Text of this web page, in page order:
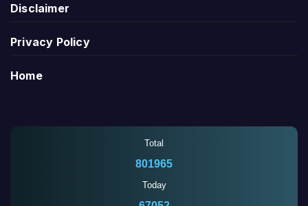
Disclaimer
Privacy Policy
Home
Total
801965
Today